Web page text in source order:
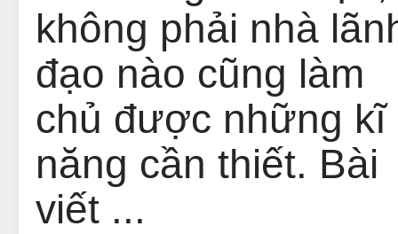
không phải nhà
đạo nào cũng làm
chủ được những kĩ
năng cần thiết. Bài
viết ...